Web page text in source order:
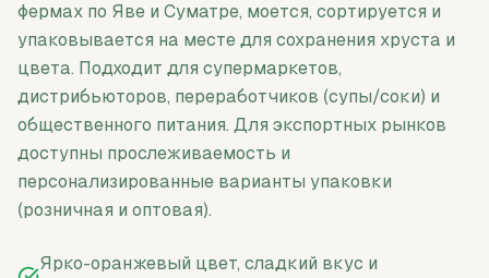
фермах по Яве и Суматре, моется, сортируется и
упаковывается на месте для сохранения хруста и
цвета. Подходит для супермаркетов,
дистрибьюторов, переработчиков (супы/соки) и
общественного питания. Для экспортных рынков
доступны прослеживаемость и
персонализированные варианты упаковки
(розничная и оптовая).
Ярко-оранжевый цвет, сладкий вкус и